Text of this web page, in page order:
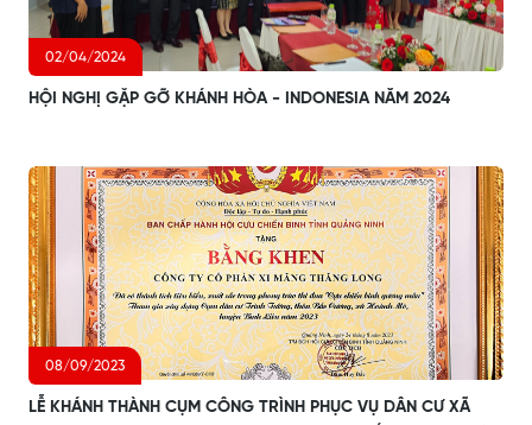
02/04/2024
HỘI NGHỊ GẶP GỠ KHÁNH HÒA - INDONESIA NĂM 2024
08/09/2023
LỄ KHÁNH THÀNH CỤM CÔNG TRÌNH PHỤC VỤ DÂN CƯ XÃ